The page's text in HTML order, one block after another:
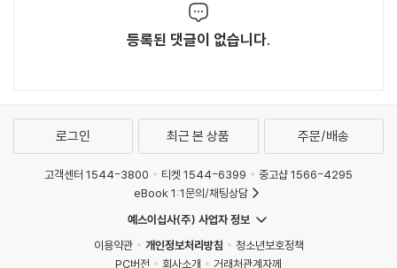
등록된 댓글이 없습니다.
로그인 최근 본 상품 주문/배송
고객센터 1544-3800 티켓 1544-6399
중고샵 1566-4295
eBook 1:1문의/채팅상담
예스이십사(주) 사업자 정보
이용약관
개인정보처리방침
청소년보호정책
PC버전
회사소개 거래처관계자께